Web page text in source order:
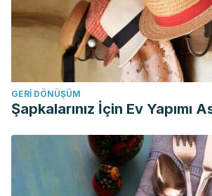
GERI DÖNÜŞÜM
Şapkalarınız İçin Ev Yapımı